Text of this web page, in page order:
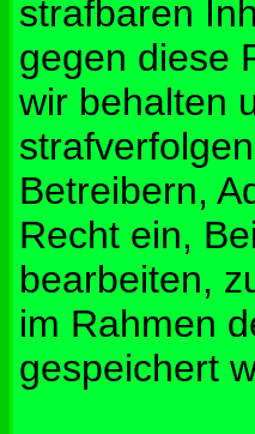
strafbaren
gegen diese
wir behalten
Betreibern,
Recht ein,
bearbeiten,
im Rahmen
gespeichert